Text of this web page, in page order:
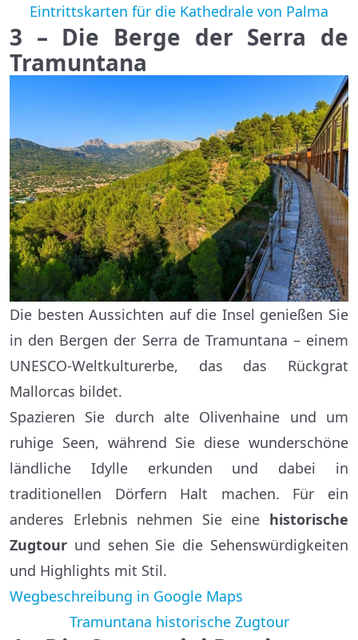
Eintrittskarten für die Kathedrale von Palma
3 – Die Berge der Serra de
Tramuntana
Die besten Aussichten auf die Insel genießen Sie
in den Bergen der Serra de Tramuntana – einem
UNESCO-Weltkulturerbe, das das Rückgrat
Mallorcas bildet.
Spazieren Sie durch alte Olivenhaine und um
ruhige Seen, während Sie diese wunderschöne
ländliche Idylle erkunden und dabei in
traditionellen Dörfern Halt machen. Für ein
anderes Erlebnis nehmen Sie eine historische
Zugtour und sehen Sie die Sehenswürdigkeiten
und Highlights mit Stil.
Wegbeschreibung in Google Maps
Tramuntana historische Zugtour